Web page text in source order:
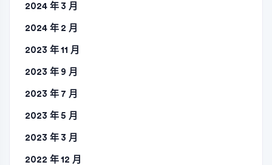
2024 年 3 月
2024 年 2 月
2023 年 11 月
2023 年 9 月
2023 年 7 月
2023 年 5 月
2023 年 3 月
2022 年 12 月